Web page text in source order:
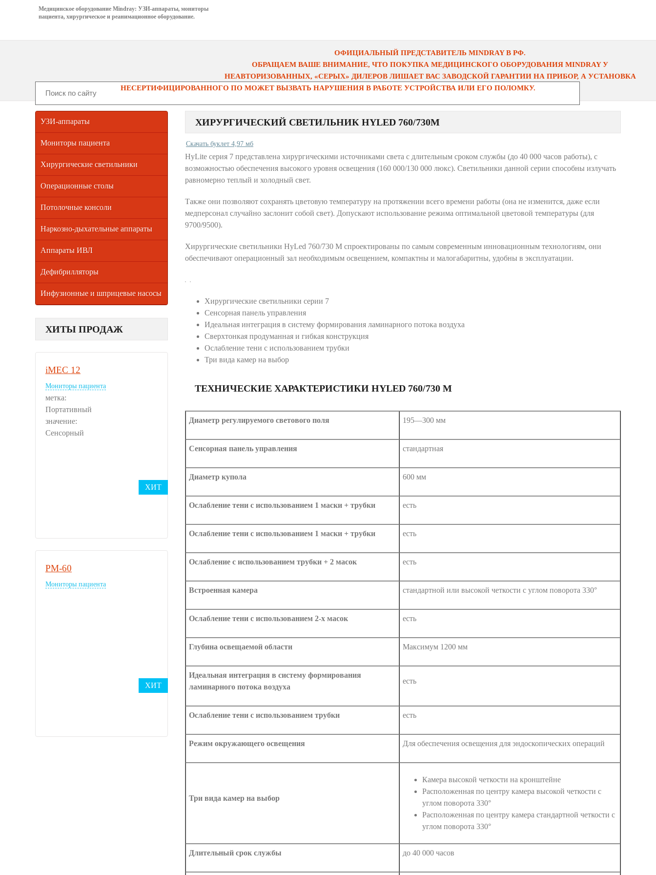
Медицинское оборудование Mindray: УЗИ-аппараты, мониторы
пациента, хирургическое и реанимационное оборудование.
ОФИЦИАЛЬНЫЙ ПРЕДСТАВИТЕЛЬ MINDRAY В РФ.
ОБРАЩАЕМ ВАШЕ ВНИМАНИЕ, ЧТО ПОКУПКА МЕДИЦИНСКОГО ОБОРУДОВАНИЯ MINDRAY У
НЕАВТОРИЗОВАННЫХ, «СЕРЫХ» ДИЛЕРОВ ЛИШАЕТ ВАС ЗАВОДСКОЙ ГАРАНТИИ НА ПРИБОР, А УСТАНОВКА
НЕСЕРТИФИЦИРОВАННОГО ПО МОЖЕТ ВЫЗВАТЬ НАРУШЕНИЯ В РАБОТЕ УСТРОЙСТВА ИЛИ ЕГО ПОЛОМКУ.
УЗИ-аппараты
Мониторы пациента
Хирургические светильники
Операционные столы
Потолочные консоли
Наркозно-дыхательные аппараты
Аппараты ИВЛ
Дефибрилляторы
Инфузионные и шприцевые насосы
ХИТЫ ПРОДАЖ
iMEC 12
ХИТ
Мониторы пациента
метка:
Портативный
значение:
Сенсорный
PM-60
ХИТ
Мониторы пациента
ХИРУРГИЧЕСКИЙ СВЕТИЛЬНИК HYLED 760/730M
Скачать буклет 4,97 мб
HyLite серия 7 представлена хирургическими источниками света с длительным сроком службы (до 40 000 часов работы), с
возможностью обеспечения высокого уровня освещения (160 000/130 000 люкс). Светильники данной серии способны излучать
равномерно теплый и холодный свет.
Также они позволяют сохранять цветовую температуру на протяжении всего времени работы (она не изменится, даже если
медперсонал случайно заслонит собой свет). Допускают использование режима оптимальной цветовой температуры (для
9700/9500).
Хирургические светильники HyLed 760/730 М спроектированы по самым современным инновационным технологиям, они
обеспечивают операционный зал необходимым освещением, компактны и малогабаритны, удобны в эксплуатации.
Хирургические светильники серии 7
Сенсорная панель управления
Идеальная интеграция в систему формирования ламинарного потока воздуха
Сверхтонкая продуманная и гибкая конструкция
Ослабление тени с использованием трубки
Три вида камер на выбор
ТЕХНИЧЕСКИЕ ХАРАКТЕРИСТИКИ HYLED 760/730 М
Диаметр регулируемого светового поля 195—300 мм
Сенсорная панель управления стандартная
Диаметр купола 600 мм
Ослабление тени с использованием 1 маски + трубки есть
Ослабление тени с использованием 1 маски + трубки есть
Ослабление с использованием трубки + 2 масок есть
Встроенная камера стандартной или высокой четкости с углом поворота 330°
Ослабление тени с использованием 2-х масок есть
Глубина освещаемой области Максимум 1200 мм
Идеальная интеграция в систему формирования
ламинарного потока воздуха
есть
Ослабление тени с использованием трубки есть
Режим окружающего освещения Для обеспечения освещения для эндоскопических операций
Три вида камер на выбор
Камера высокой четкости на кронштейне
Расположенная по центру камера высокой четкости с
углом поворота 330°
Расположенная по центру камера стандартной четкости с
углом поворота 330°
Длительный срок службы до 40 000 часов